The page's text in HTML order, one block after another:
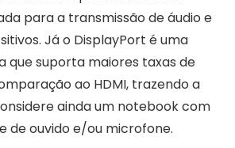
para a transmissão de áudio e
Já o DisplayPort é uma
que suporta maiores taxas de
ao HDMI, trazendo a
ainda um notebook com
de ouvido e/ou microfone.